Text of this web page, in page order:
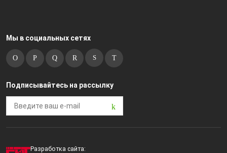
Мы в социальных сетях
Подписывайтесь на рассылку
Разработка сайта: